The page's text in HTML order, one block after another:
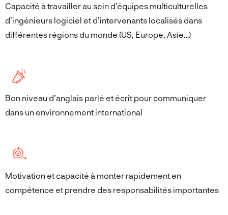
Capacité à travailler au sein d’équipes multiculturelles
d’ingénieurs logiciel et d’intervenants localisés dans
différentes régions du monde (US, Europe, Asie…)
Bon niveau d’anglais parlé et écrit pour communiquer
dans un environnement international
Motivation et capacité à monter rapidement en
compétence et prendre des responsabilités importantes